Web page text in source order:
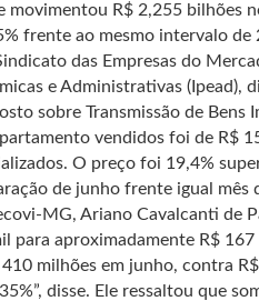
R$ 2,255 bilhões
frente ao mesmo intervalo
das Empresas do
e Administrativas (Ipead),
sobre Transmissão de Bens
vendidos foi de R$
O preço foi 19,4%
de junho frente igual mês
MG, Ariano Cavalcanti de
para aproximadamente R$
milhões em junho, contra
disse. Ele ressaltou que